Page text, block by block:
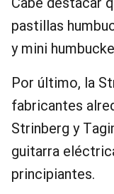
pastillas
y mini
Por último, la
fabricantes
Strinberg y
guitarra
principiantes.